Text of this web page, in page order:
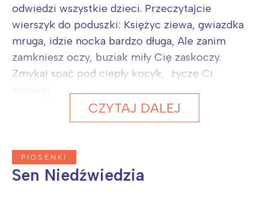
odwiedzi wszystkie dzieci. Przeczytajcie
wierszyk do poduszki: Księżyc ziewa, gwiazdka
mruga, idzie nocka bardzo długa, Ale zanim
zamkniesz oczy, buziak miły Cię zaskoczy.
Zmykaj spać pod ciepły kocyk, życzę Ci
CZYTAJ DALEJ
PIOSENKI
Sen Niedźwiedzia